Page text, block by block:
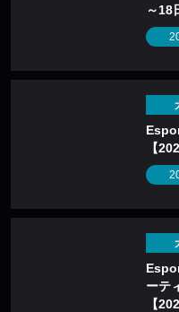
～18
【
ーテ
【